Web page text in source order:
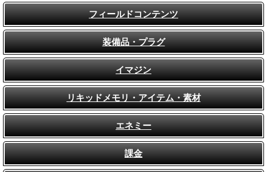
フィールドコンテンツ
装備品・プラグ
イマジン
リキッドメモリ・アイテム・素材
エネミー
課金